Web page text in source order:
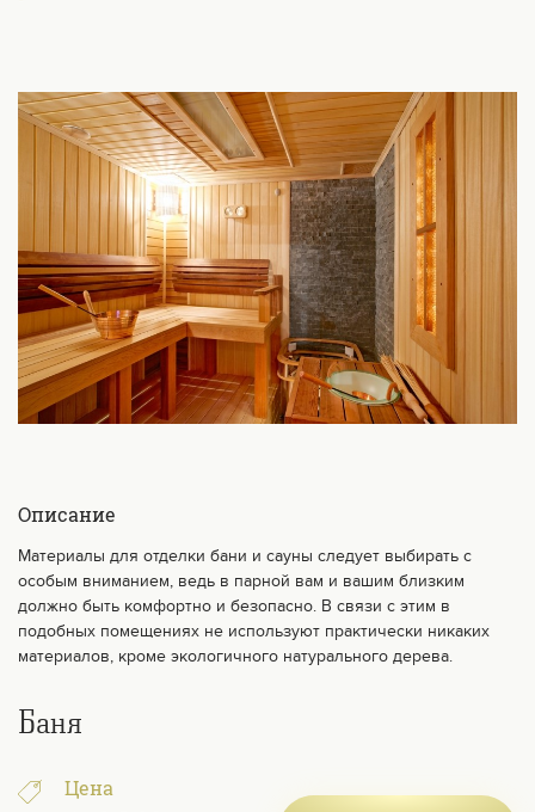
Описание
Материалы для отделки бани и сауны следует выбирать с
особым вниманием, ведь в парной вам и вашим близким
должно быть комфортно и безопасно. В связи с этим в
подобных помещениях не используют практически никаких
материалов, кроме экологичного натурального дерева.
Баня
Цена